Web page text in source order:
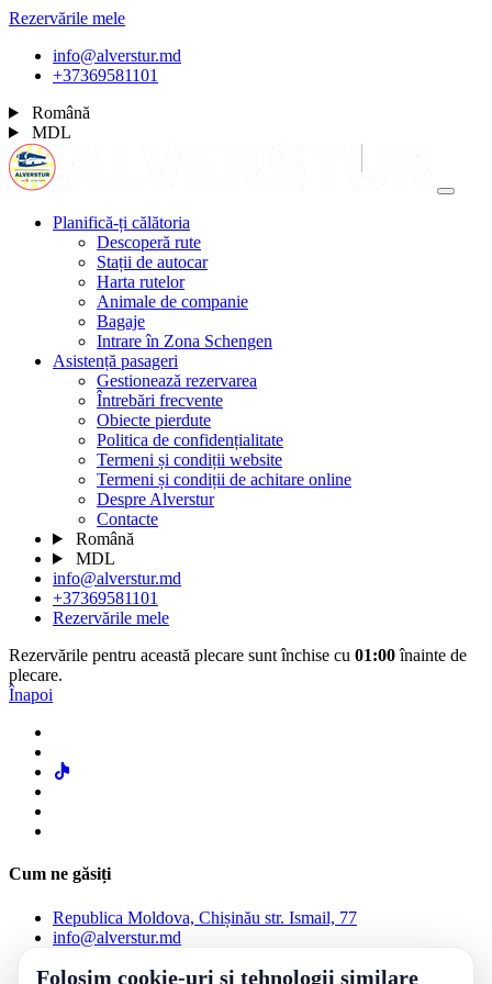
Rezervările mele
info@alverstur.md
+37369581101
Română
MDL
Planifică-ți călătoria
Descoperă rute
Stații de autocar
Harta rutelor
Animale de companie
Bagaje
Intrare în Zona Schengen
Asistență pasageri
Gestionează rezervarea
Întrebări frecvente
Obiecte pierdute
Politica de confidențialitate
Termeni și condiții website
Termeni și condiții de achitare online
Despre Alverstur
Contacte
Română
MDL
info@alverstur.md
+37369581101
Rezervările mele
Rezervările pentru această plecare sunt închise cu 01:00înainte de
plecare.
Înapoi
Cum ne găsiți
Republica Moldova, Chișinău str. Ismail, 77
info@alverstur.md
Folosim cookie-uri și tehnologii similare